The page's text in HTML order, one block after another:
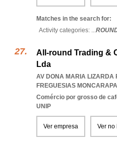
Matches in the search for:
Activity categories: ...
All-round Trading &
Lda
AV DONA MARIA LIZARDA
FREGUESIAS
Comércio por grosso de
UNIP
Ver empresa Ver no